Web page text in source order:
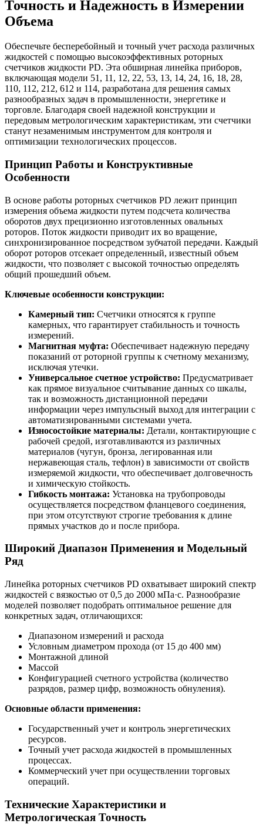
Точность и Надежность в Измерении
Объема
Обеспечьте бесперебойный и точный учет расхода различных
жидкостей с помощью высокоэффективных роторных
счетчиков жидкости PD. Эта обширная линейка приборов,
включающая модели 51, 11, 12, 22, 53, 13, 14, 24, 16, 18, 28,
110, 112, 212, 612 и 114, разработана для решения самых
разнообразных задач в промышленности, энергетике и
торговле. Благодаря своей надежной конструкции и
передовым метрологическим характеристикам, эти счетчики
станут незаменимым инструментом для контроля и
оптимизации технологических процессов.
Принцип Работы и Конструктивные
Особенности
В основе работы роторных счетчиков PD лежит принцип
измерения объема жидкости путем подсчета количества
оборотов двух прецизионно изготовленных овальных
роторов. Поток жидкости приводит их во вращение,
синхронизированное посредством зубчатой передачи. Каждый
оборот роторов отсекает определенный, известный объем
жидкости, что позволяет с высокой точностью определять
общий прошедший объем.
Ключевые особенности конструкции:
Камерный тип: Счетчики относятся к группе
камерных, что гарантирует стабильность и точность
измерений.
Магнитная муфта: Обеспечивает надежную передачу
показаний от роторной группы к счетному механизму,
исключая утечки.
Универсальное счетное устройство: Предусматривает
как прямое визуальное считывание данных со шкалы,
так и возможность дистанционной передачи
информации через импульсный выход для интеграции с
автоматизированными системами учета.
Износостойкие материалы: Детали, контактирующие с
рабочей средой, изготавливаются из различных
материалов (чугун, бронза, легированная или
нержавеющая сталь, тефлон) в зависимости от свойств
измеряемой жидкости, что обеспечивает долговечность
и химическую стойкость.
Гибкость монтажа: Установка на трубопроводы
осуществляется посредством фланцевого соединения,
при этом отсутствуют строгие требования к длине
прямых участков до и после прибора.
Широкий Диапазон Применения и Модельный
Ряд
Линейка роторных счетчиков PD охватывает широкий спектр
жидкостей с вязкостью от 0,5 до 2000 мПа·с. Разнообразие
моделей позволяет подобрать оптимальное решение для
конкретных задач, отличающихся:
Диапазоном измерений и расхода
Условным диаметром прохода (от 15 до 400 мм)
Монтажной длиной
Массой
Конфигурацией счетного устройства (количество
разрядов, размер цифр, возможность обнуления).
Основные области применения:
Государственный учет и контроль энергетических
ресурсов.
Точный учет расхода жидкостей в промышленных
процессах.
Коммерческий учет при осуществлении торговых
операций.
Технические Характеристики и
Метрологическая Точность